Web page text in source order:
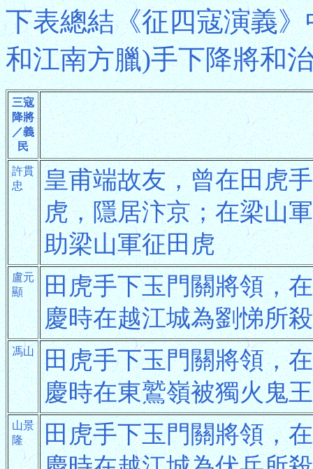
下表總結《征四寇演義
和江南方臘)手下降將和
三寇
降將
／義
民
許貫
忠
皇甫端故友，曾在田虎
虎，隱居汴京；在梁山
助梁山軍征田虎
盧元
顯
田虎手下玉門關將領，
慶時在越江城為劉悌所殺
馮山
田虎手下玉門關將領，
慶時在東鷲嶺被獨火鬼
山景
隆
田虎手下玉門關將領，